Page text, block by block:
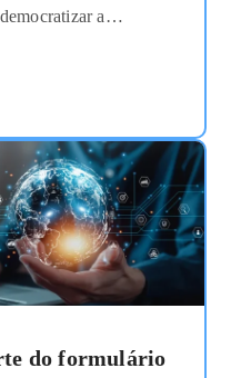
a
tal de
conversão,
porque ignora a
A mudançaLer
do formulário